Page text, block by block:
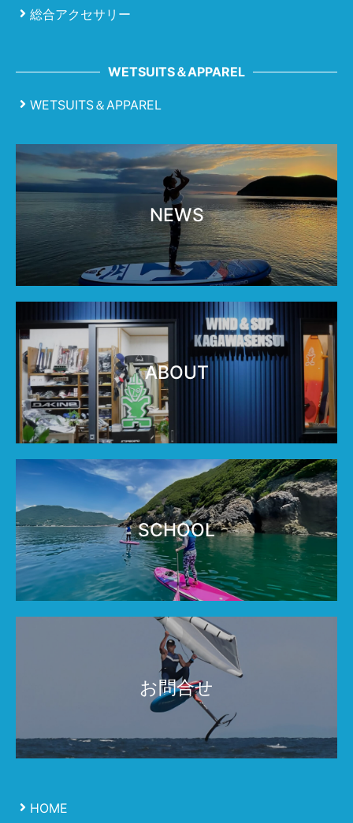
総合アクセサリー
WETSUITS＆APPAREL
WETSUITS＆APPAREL
NEWS
ABOUT
SCHOOL
お問合せ
HOME